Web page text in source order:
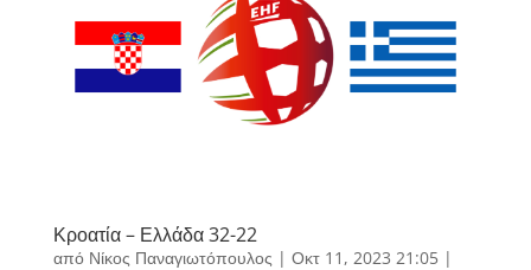
Κροατία – Ελλάδα 32-22
από Νίκος Παναγιωτόπουλος | Οκτ 11, 2023 21:05|